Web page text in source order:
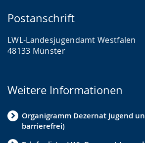
Postanschrift
LWL-Landesjugendamt Westfalen
48133 Münster
Weitere Informationen
Organigramm Dezernat Jugend
barrierefrei)